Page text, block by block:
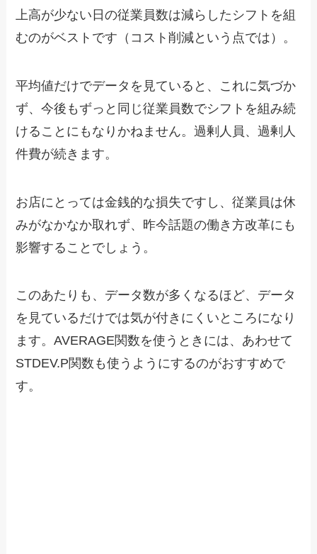
上高が少ない日の従業員数は減らしたシフトを組
むのがベストです（コスト削減という点では）。
平均値だけでデータを見ていると、これに気づか
ず、今後もずっと同じ従業員数でシフトを組み続
けることにもなりかねません。過剰人員、過剰人
件費が続きます。
お店にとっては金銭的な損失ですし、従業員は休
みがなかなか取れず、昨今話題の働き方改革にも
影響することでしょう。
このあたりも、データ数が多くなるほど、データ
を見ているだけでは気が付きにくいところになり
ます。AVERAGE関数を使うときには、あわせて
STDEV.P関数も使うようにするのがおすすめで
す。